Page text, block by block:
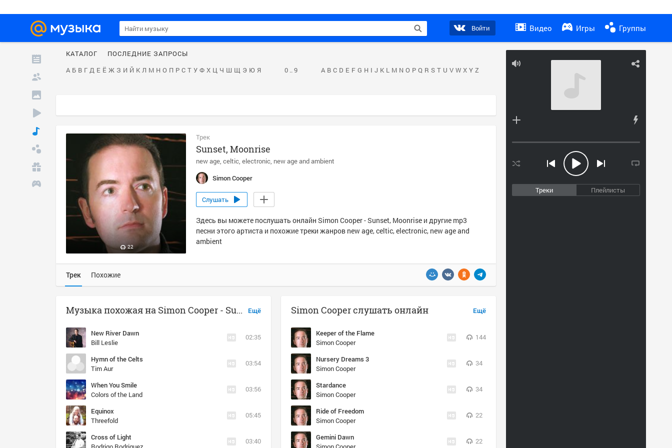
Войти Видео Игры Группы
Треки Плейлисты
КАТАЛОГ
ПОСЛЕДНИЕ ЗАПРОСЫ
А Б В Г Д Е Ё Ж З И Й К Л М Н О П Р С Т У Ф Х Ц Ч Ш Щ Э Ю Я 0 .. 9 A B C D E F G H I J K L M N O P Q R S T U V W X Y Z
22
Трек
Sunset, Moonrise
new age celtic electronic new age and ambient
Simon Cooper
Слушать
Здесь вы можете послушать онлайн Simon Cooper - Sunset, Moonrise и другие mp3
песни этого артиста и похожие треки жанров new age, celtic, electronic, new age and
ambient
Трек Похожие
Ещё
Музыка похожая на Simon Cooper - Sunset, Moonrise
New River Dawn
Bill Leslie
02:35
Hymn of the Celts
Tim Aur
03:54
When You Smile
Colors of the Land
03:56
Equinox
Threefold
05:45
Cross of Light
03:40
Ещё
Simon Cooper слушать онлайн
Keeper of the Flame
Simon Cooper
144
Nursery Dreams 3
Simon Cooper
34
Stardance
Simon Cooper
34
Ride of Freedom
Simon Cooper
22
Gemini Dawn
22